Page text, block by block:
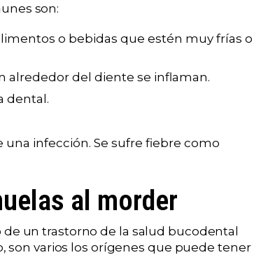
son:
o bebidas que estén muy frías o
alrededor del diente se inflaman.
dental.
infección. Se sufre fiebre como
al morder
un trastorno de la salud bucodental
varios los orígenes que puede tener